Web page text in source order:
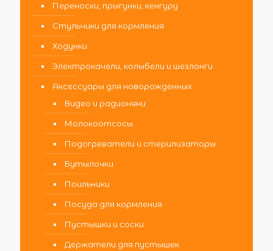
Переноски, прыгунки, кенгуру
Стульчики для кормления
Ходунки
Электрокачели, колыбели и шезлонги
Аксессуары для новорожденных
Видео и радионяни
Молокоотсосы
Подогреватели и стерилизаторы
Бутылочки
Поильники
Посуда для кормления
Пустышки и соски
Держатели для пустышек